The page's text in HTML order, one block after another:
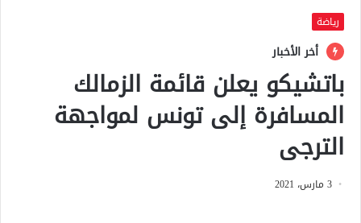
رياضة
أخر الأخبار
باتشيكو يعلن قائمة الزمالك
المسافرة إلى تونس لمواجهة
الترجى
3 مارس، 2021